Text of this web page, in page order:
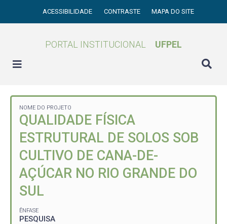
ACESSIBILIDADE CONTRASTE MAPA DO SITE
PORTAL INSTITUCIONAL UFPEL
NOME DO PROJETO
QUALIDADE FÍSICA
ESTRUTURAL DE SOLOS SOB
CULTIVO DE CANA-DE-
AÇÚCAR NO RIO GRANDE DO
SUL
ÊNFASE
PESQUISA